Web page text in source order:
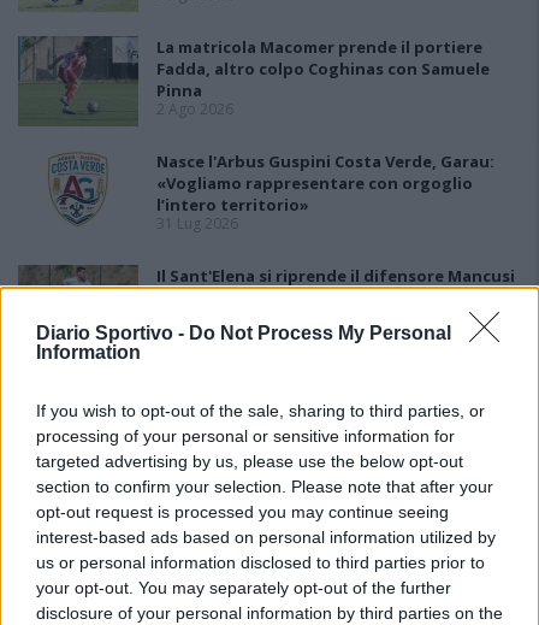
Diario Sportivo - Do Not Process My Personal
Information
If you wish to opt-out of the sale, sharing to third parties, or
processing of your personal or sensitive information for
targeted advertising by us, please use the below opt-out
section to confirm your selection. Please note that after your
opt-out request is processed you may continue seeing
interest-based ads based on personal information utilized by
us or personal information disclosed to third parties prior to
your opt-out. You may separately opt-out of the further
disclosure of your personal information by third parties on the
La matricola Macomer prende il portiere
Fadda, altro colpo Coghinas con Samuele
Pinna
2 Ago 2026
Nasce l'Arbus Guspini Costa Verde, Garau:
«Vogliamo rappresentare con orgoglio
l’intero territorio»
31 Lug 2026
Il Sant'Elena si riprende il difensore Mancusi
28 Lug 2026